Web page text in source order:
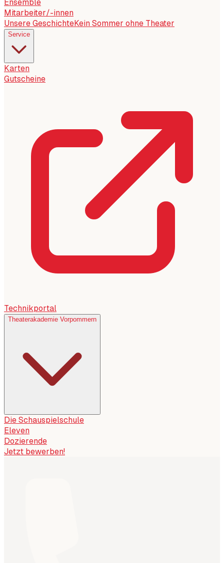
Ensemble
Mitarbeiter/-innen
Unsere GeschichteKein Sommer ohne Theater
Service
Karten
Gutscheine
Technikportal
Theaterakademie Vorpommern
Die Schauspielschule
Eleven
Dozierende
Jetzt bewerben!